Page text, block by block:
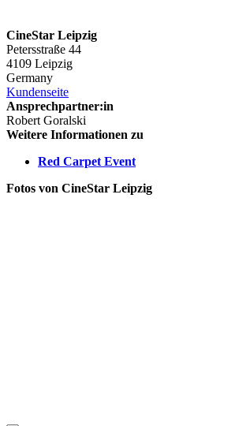
CineStar Leipzig
Petersstraße 44
4109 Leipzig
Germany
Kundenseite
Ansprechpartner:in
Robert Goralski
Weitere Informationen zu
Red Carpet Event
Fotos von CineStar Leipzig